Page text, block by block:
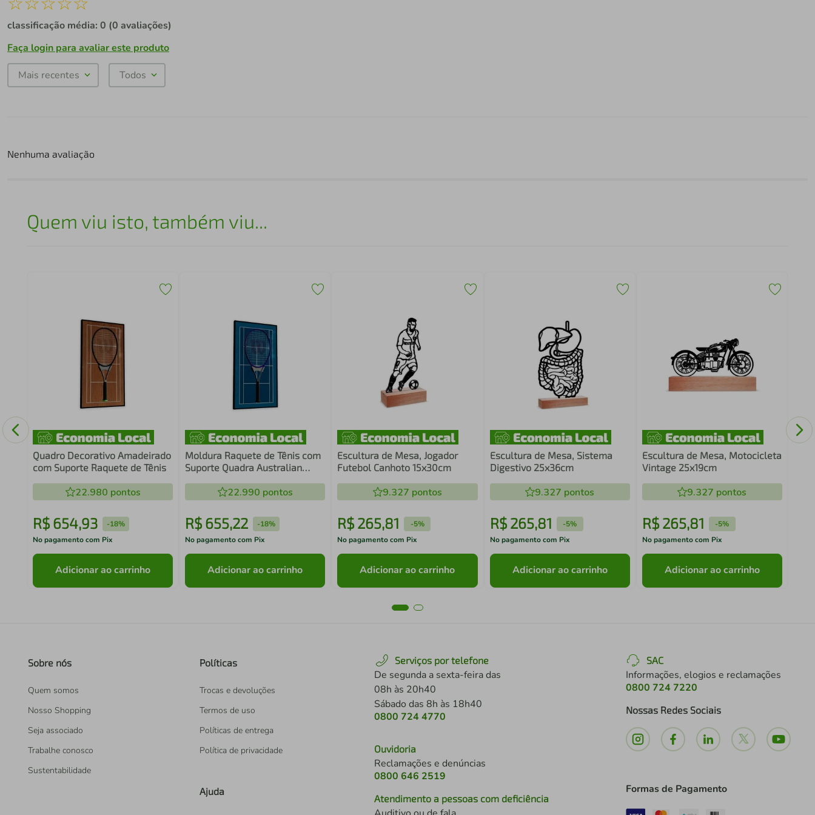
classificação média: 0 (0 avaliações)
Faça login para avaliar este produto
Mais recentes Todos
Nenhuma avaliação
Quem viu isto, também viu...
Quadro Decorativo Amadeirado
com Suporte Raquete de Tênis
22.980 pontos
R$ 654,93 -18%
No pagamento com Pix
Adicionar ao carrinho
Moldura Raquete de Tênis com
Suporte Quadra Australian
22.990 pontos
R$ 655,22 -18%
No pagamento com Pix
Adicionar ao carrinho
Escultura de Mesa, Jogador
Futebol Canhoto 15x30cm
9.327 pontos
R$265,81 -5%
No pagamento com Pix
Adicionar ao carrinho
Escultura de Mesa, Sistema
Digestivo 25x36cm
9.327 pontos
R$ 265,81 -5%
No pagamento com Pix
Adicionar ao carrinho
Escultura de Mesa, Motocicleta
Vintage 25x19cm
9.327 pontos
R$ 265,81 -5%
No pagamento com Pix
Adicionar ao carrinho
Sobre nós
Quem somos
Nosso Shopping
Seja associado
Trabalhe conosco
Sustentabilidade
Políticas
Trocas e devoluções
Termos de uso
Políticas de entrega
Política de privacidade
Ajuda
Serviços por telefone
De segunda a sexta-feira das
08h às 20h40
Sábado das 8h às 18h40
0800 724 4770
Ouvidoria
Reclamações e denúncias
0800 646 2519
Atendimento a pessoas com deficiência
SAC
Informações, elogios e reclamações
0800 724 7220
Nossas Redes Sociais
Formas de Pagamento